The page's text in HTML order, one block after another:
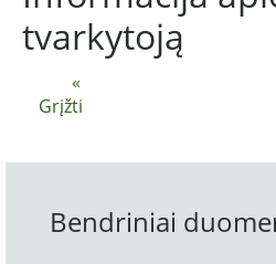
«
Grįžti
tvarkytoją
Bendriniai